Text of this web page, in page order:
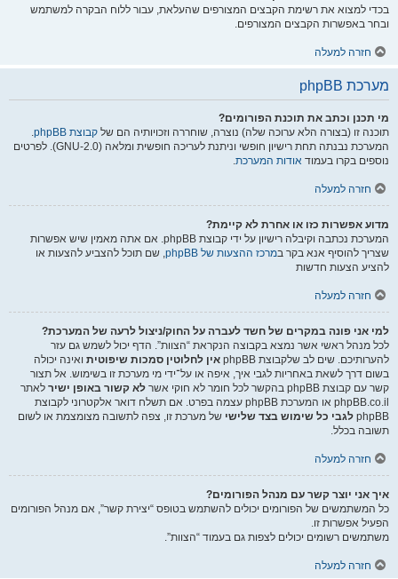
בכדי למצוא את רשימת הקבצים המצורפים שהעלאת, עבור ללוח הבקרה למשתמש
ובחר באפשרות הקבצים המצורפים.
חזרה למעלה
מערכת phpBB
מי תכנן וכתב את תוכנת הפורומים?
תוכנה זו (בצורה הלא ערוכה שלה) נוצרה, שוחררה וזכויותיה הם של קבוצת phpBB
.
המערכת נבנתה תחת רישיון חופשי וניתנת לעריכה חופשית ומלאה (GNU-2.0). לפרטים
נוספים בקרו בעמוד אודות המערכת.
חזרה למעלה
מדוע אפשרות כזו או אחרת לא קיימת?
המערכת נכתבה וקיבלה רישיון על ידי קבוצת phpBB. אם אתה מאמין שיש אפשרות
שצריך להוסיף אנא בקר במרכז ההצעות של phpBB
, שם תוכל להצביע להצעות או
להציע הצעות חדשות
חזרה למעלה
למי אני פונה במקרים של חשד לעברה על החוק/ניצול לרעה של המערכת?
לכל מנהל ראשי אשר נמצא בקבוצה הנקראת “הצוות”. הדף יכול לשמש גם עזר
להערותיכם. שים לב שלקבוצת phpBB
אין לחלוטין סמכות שיפוטית ואינה יכולה
בשום דרך לשאת באחריות לגבי איך, איפה או על־ידי מי מערכת זו בשימוש. אל תצור
קשר עם קבוצת phpBB בהקשר לכל חומר לא חוקי אשר
לא קשור באופן ישיר לאתר
phpBB.co.il או המערכת phpBB עצמה בפרט. אם תשלח דואר אלקטרוני לקבוצת
phpBB לגבי כל שימוש בצד שלישי של מערכת זו, צפה לתשובה מצומצמת או לשום
תשובה בכלל.
חזרה למעלה
איך אני יוצר קשר עם מנהל הפורומים?
כל המשתמשים של הפורומים יכולים להשתמש בטופס “יצירת קשר”, אם מנהל הפורומים
הפעיל אפשרות זו.
משתמשים רשומים יכולים לצפות גם בעמוד “הצוות”.
חזרה למעלה